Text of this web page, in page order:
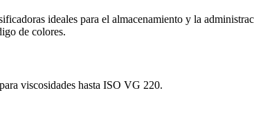
ideales para el almacenamiento y la
de colores.
viscosidades hasta ISO VG 220.